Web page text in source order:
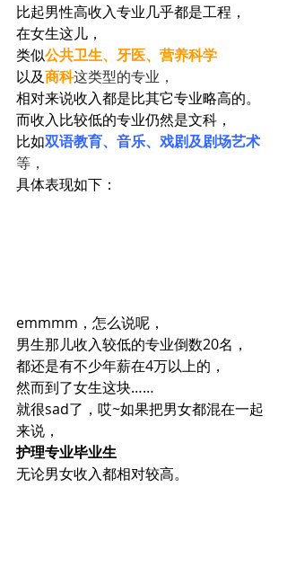
比起男性高收入专业几乎都是工程，
在女生这儿，
类似公共卫生、牙医、营养科学
以及商科这类型的专业，
相对来说收入都是比其它专业略高的。
而收入比较低的专业仍然是文科，
比如双语教育、音乐、戏剧及剧场艺术
等，
具体表现如下：
emmmm，怎么说呢，
男生那儿收入较低的专业倒数20名，
都还是有不少年薪在4万以上的，
然而到了女生这块……
就很sad了，哎~如果把男女都混在一起
来说，
护理专业毕业生
无论男女收入都相对较高。